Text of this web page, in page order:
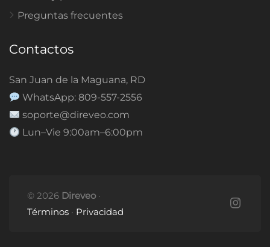
Preguntas frecuentes
Contactos
San Juan de la Maguana, RD
WhatsApp: 809-557-2556
soporte@direveo.com
Lun–Vie 9:00am–6:00pm
© 2026 Direveo ·
Términos · Privacidad